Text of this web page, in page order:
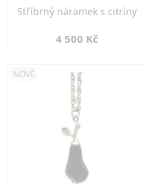
Stříbrný náramek s citríny
4 500 Kč
NOVÉ